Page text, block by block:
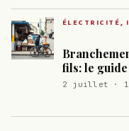
ÉLECTRICITÉ,
fils: le
2 juillet ·